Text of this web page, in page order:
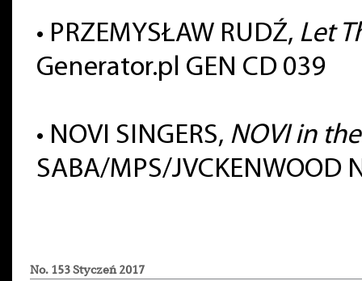
• PRZEMYSŁAW RUDŹ, Let
Generator.pl GEN CD 039
• NOVI SINGERS, NOVI in
SABA/MPS/JVCKENWOOD
No. 153 Styczeń 2017